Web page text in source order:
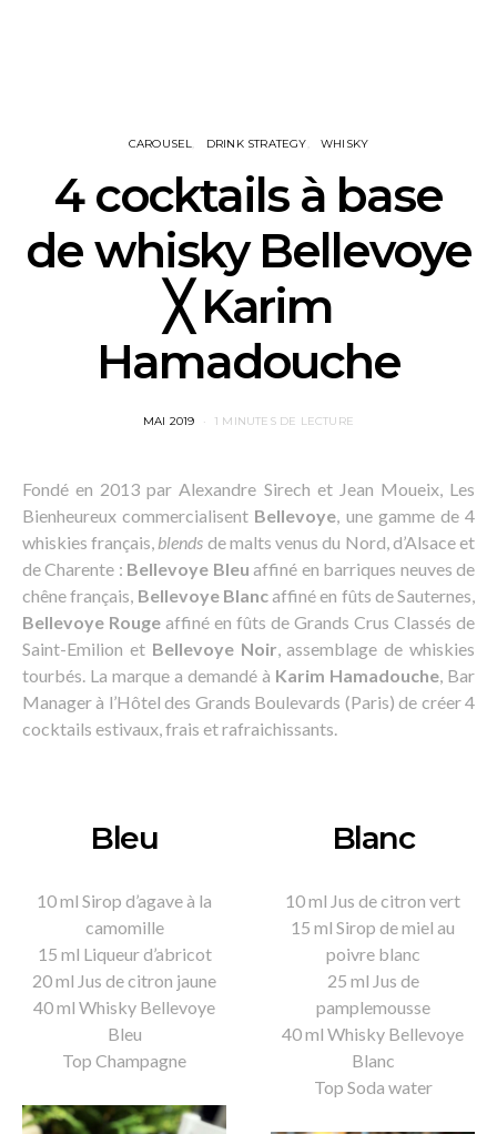
CAROUSEL DRINK STRATEGY WHISKY
4 cocktails à base
de whisky Bellevoye
╳ Karim
Hamadouche
POSTED
MAI 2019 1 MINUTES DE LECTURE
Fondé en 2013 par Alexandre Sirech et Jean Moueix, Les
Bienheureux commercialisent Bellevoye, une gamme de 4
whiskies français, blends de malts venus du Nord, d’Alsace et
de Charente : Bellevoye Bleu affiné en barriques neuves de
chêne français, Bellevoye Blancaffiné en fûts de Sauternes,
Bellevoye Rouge affiné en fûts de Grands Crus Classés de
Saint-Emilion et Bellevoye Noir, assemblage de whiskies
tourbés. La marque a demandé à Karim Hamadouche, Bar
Manager à l’Hôtel des Grands Boulevards (Paris) de créer 4
cocktails estivaux, frais et rafraichissants.
Bleu
10 ml Sirop d’agave à la
camomille
15 ml Liqueur d’abricot
20 ml Jus de citron jaune
40 ml Whisky Bellevoye
Bleu
Top Champagne
Blanc
10 ml Jus de citron vert
15 ml Sirop de miel au
poivre blanc
25 ml Jus de
pamplemousse
40 ml Whisky Bellevoye
Blanc
Top Soda water